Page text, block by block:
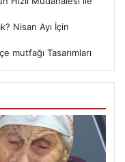
Nisan Ayı İçin
mutfağı Tasarımları